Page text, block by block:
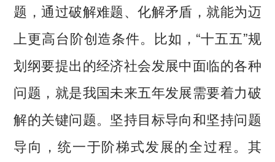
题，通过破解难题、化解矛盾，就能为迈
上更高台阶创造条件。比如，“十五五”规
划纲要提出的经济社会发展中面临的各种
问题，就是我国未来五年发展需要着力破
解的关键问题。坚持目标导向和坚持问题
导向，统一于阶梯式发展的全过程。其